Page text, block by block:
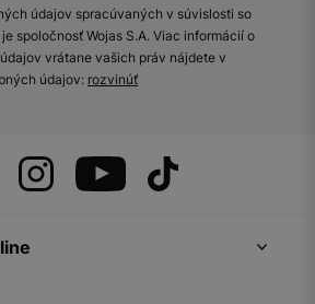
údajov spracúvaných v súvislosti so
spoločnosť Wojas S.A. Viac informácií o
vrátane vašich práv nájdete v
údajov: rozvinúť